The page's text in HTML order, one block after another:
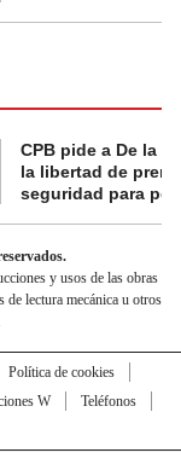
CPB pide a De la
la libertad de
seguridad para
y usos de las obras
de lectura mecánica u otros
Política de cookies
W
Teléfonos